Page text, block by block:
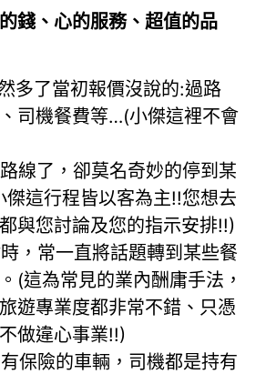
錢、心的服務、超值的品
多了當初報價沒說的:過路
司機餐費等…(小傑這裡不會
線了，卻莫名奇妙的停到某
傑這行程皆以客為主!!您想去
與您討論及您的指示安排!!)
，常一直將話題轉到某些餐
(這為常見的業內酬庸手法，
遊專業度都非常不錯、只憑
做違心事業!!)
保險的車輛，司機都是持有